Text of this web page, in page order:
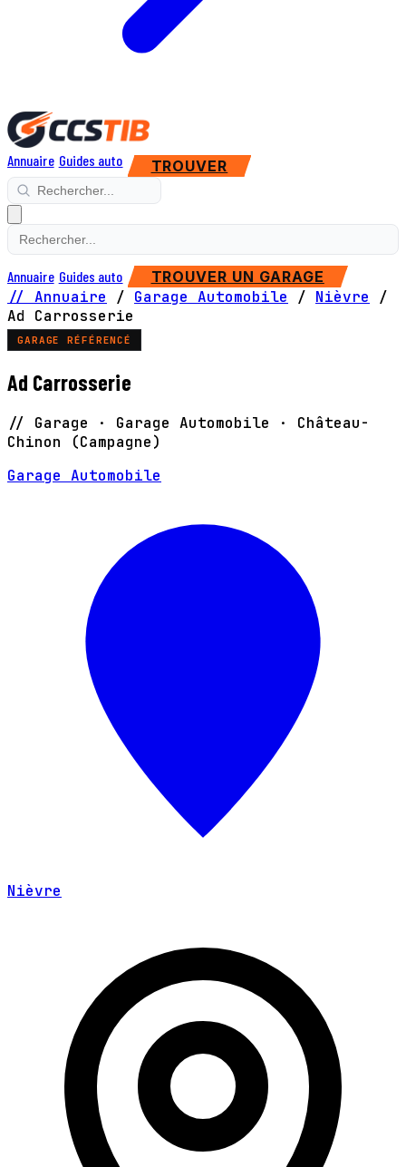
Annuaire Guides auto TROUVER
Annuaire Guides auto TROUVER UN GARAGE
// Annuaire / Garage Automobile / Nièvre
/
Ad Carrosserie
GARAGE RÉFÉRENCÉ
Ad Carrosserie
// Garage · Garage Automobile · Château-
Chinon (Campagne)
Garage Automobile
Nièvre